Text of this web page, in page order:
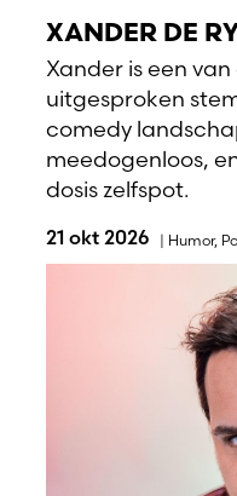
XANDER DE
Xander is een
uitgesproken
comedy
meedogenloos,
dosis zelfspot.
21 okt 2026 | Humor,